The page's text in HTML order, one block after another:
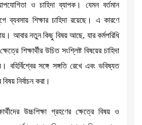
ও চাহিদা ব্যাপক। যেমন বর্তমান
ব্যবসায় শিক্ষার চাহিদা রয়েছে। এ কারণে
আবার নতুন কিছু বিষয় আছে, যার কর্মপরিধি
শিক্ষার্থীর উচিত সংশ্লিষ্ট বিষয়ের চাহিদা
বহির্বিশ্বের সঙ্গে সঙ্গতি রেখে এবং ভবিষ্যত
নির্বাচন করা।
উচ্চশিক্ষা গ্রহণের ক্ষেত্রে বিষয় ও